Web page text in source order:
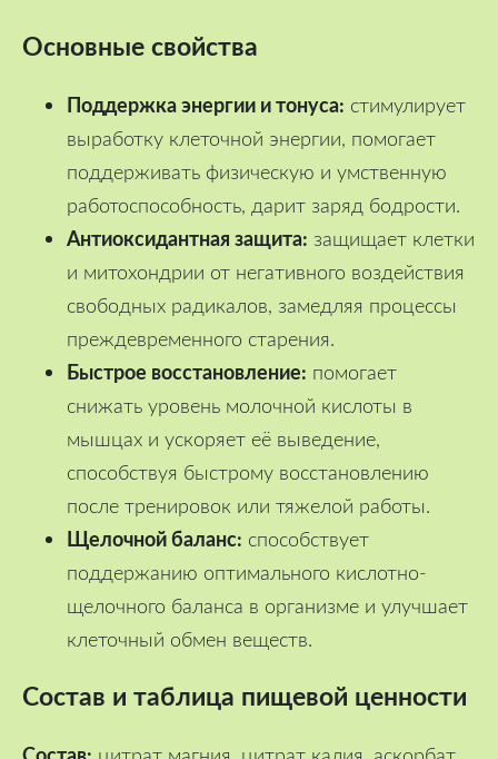
Основные свойства
Поддержка энергии и тонуса: стимулирует
выработку клеточной энергии, помогает
поддерживать физическую и умственную
работоспособность, дарит заряд бодрости.
Антиоксидантная защита: защищает клетки
и митохондрии от негативного воздействия
свободных радикалов, замедляя процессы
преждевременного старения.
Быстрое восстановление: помогает
снижать уровень молочной кислоты в
мышцах и ускоряет её выведение,
способствуя быстрому восстановлению
после тренировок или тяжелой работы.
Щелочной баланс: способствует
поддержанию оптимального кислотно-
щелочного баланса в организме и улучшает
клеточный обмен веществ.
Состав и таблица пищевой ценности